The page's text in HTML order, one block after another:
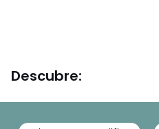
Descubre: